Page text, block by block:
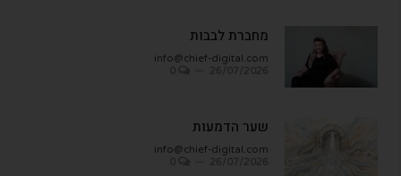
מחברת לבבות
info@chief-digital.com
שער הדמעות
info@chief-digital.com